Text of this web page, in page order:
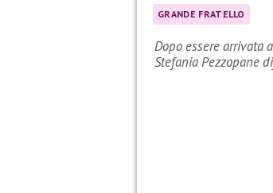
GRANDE FRATELLO
Dopo essere arrivata
Stefania Pezzopane